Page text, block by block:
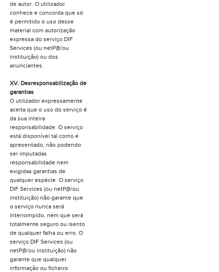
de autor. O utilizador
conhece e concorda que só
é permitido o uso desse
material com autorização
expressa do serviço DIF
Services (ou netP@/ou
instituição) ou dos
anunciantes.
XV. Desresponsabilização de
garantias
O utilizador expressamente
aceita que o uso do serviço é
da sua inteira
responsabilidade. O serviço
está disponível tal como é
apresentado, não podendo
ser imputadas
responsabilidade nem
exigidas garantias de
qualquer espécie. O serviço
DIF Services (ou netP@/ou
instituição) não garante que
o serviço nunca será
interrompido, nem que será
totalmente seguro ou isento
de qualquer falha ou erro. O
serviço DIF Services (ou
netP@/ou instituição) não
garante que qualquer
informação ou ficheiro